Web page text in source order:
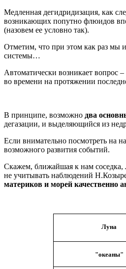
Медленная дегидридизация, как
возникающих попутно флюидов
(назовем ее условно так).
Отметим, что при этом как раз мы
системы…
Автоматически возникает вопрос
во времени на протяжении
В принципе, возможно два
дегазации, и выделяющийся из
Если внимательно посмотреть на
возможного развития событий.
Скажем, ближайшая к нам соседка,
не учитывать наблюдений
материков и морей качественно
Луна
"океаны"